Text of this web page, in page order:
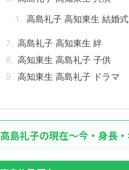
高島礼子 高知東生 結婚式
高島礼子 高知東生 絆
高知東生 高島礼子 子供
高知東生 高島礼子 ドラマ
高島礼子の現在～今・身長